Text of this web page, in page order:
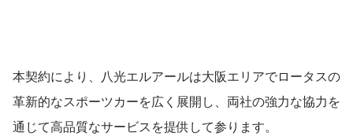
本契約により、八光エルアールは大阪エリアでロータスの
革新的なスポーツカーを広く展開し、両社の強力な協力を
通じて高品質なサービスを提供して参ります。